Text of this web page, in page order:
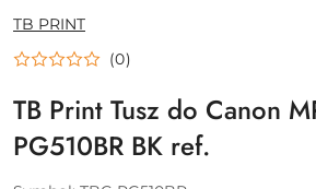
NAZWA
PRODUCENTA:
TB PRINT
(0)
TB Print Tusz do Canon
PG510BR BK ref.